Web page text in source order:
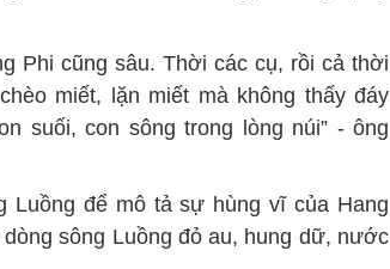
Phi cũng sâu. Thời các cụ, rồi cả thời
miết, lặn miết mà không thấy đáy
suối, con sông trong lòng núi” - ông
Luồng để mô tả sự hùng vĩ của Hang
sông Luồng đỏ au, hung dữ, nước